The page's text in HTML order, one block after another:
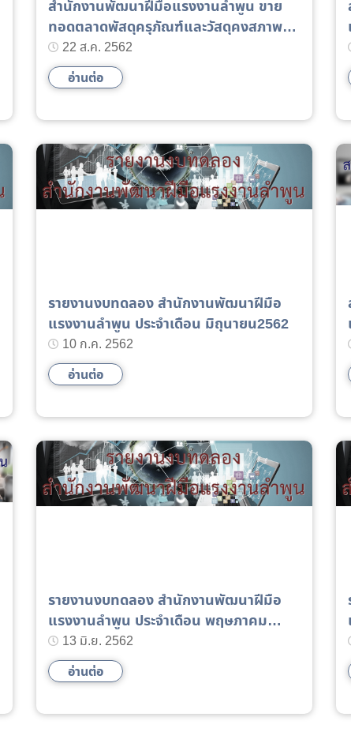
สำนักงานพัฒนาฝีมือแรงงานลำพูน ขาย
ทอดตลาดพัสดุครุภัณฑ์และวัสดุคงสภาพ
ชำรุด เสื่อมสภาพ ประจำปี พ.ศ.2561
22 ส.ค. 2562
อ่านต่อ
รายงานงบทดลอง สำนักงานพัฒนาฝีมือ
แรงงานลำพูน ประจำเดือน มิถุนายน2562
10 ก.ค. 2562
อ่านต่อ
รายงานงบทดลอง สำนักงานพัฒนาฝีมือ
แรงงานลำพูน ประจำเดือน พฤษภาคม
256213 มิ.ย. 2562
อ่านต่อ